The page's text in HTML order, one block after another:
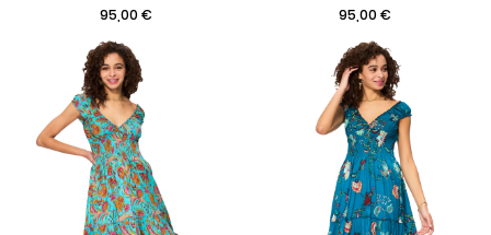
Prix
95,00 €
Prix
95,00 €